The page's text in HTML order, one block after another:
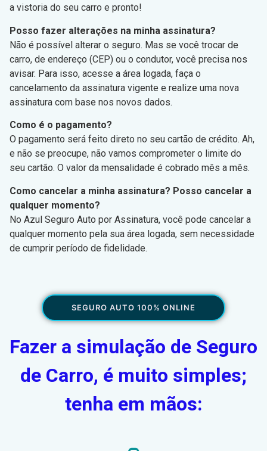
a vistoria do seu carro e pronto!
Posso fazer alterações na minha assinatura?
Não é possível alterar o seguro. Mas se você trocar de
carro, de endereço (CEP) ou o condutor, você precisa nos
avisar. Para isso, acesse a área logada, faça o
cancelamento da assinatura vigente e realize uma nova
assinatura com base nos novos dados.
Como é o pagamento?
O pagamento será feito direto no seu cartão de crédito. Ah,
e não se preocupe, não vamos comprometer o limite do
seu cartão. O valor da mensalidade é cobrado mês a mês.
Como cancelar a minha assinatura? Posso cancelar a
qualquer momento?
No Azul Seguro Auto por Assinatura, você pode cancelar a
qualquer momento pela sua área logada, sem necessidade
de cumprir período de fidelidade.
SEGURO AUTO 100% ONLINE
Fazer a simulação de Seguro
de Carro, é muito simples;
tenha em mãos: